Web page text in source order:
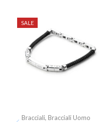
SALE
Bracciali, Bracciali Uomo